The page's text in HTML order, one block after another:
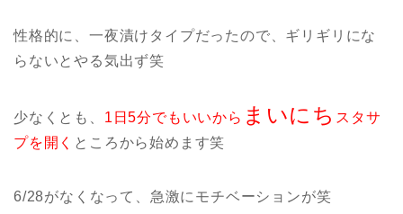
性格的に、一夜漬けタイプだったので、ギリギリにな
らないとやる気出ず笑
少なくとも、 1日5分でもいいから まいにち スタサ
プを開く ところから始めます笑
6/28がなくなって、急激にモチベーションが笑